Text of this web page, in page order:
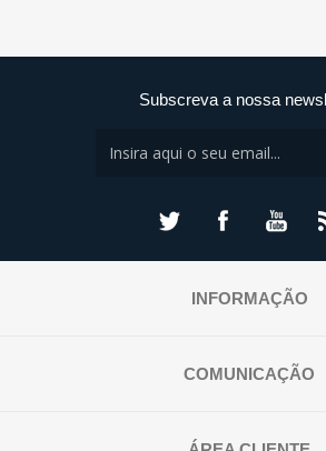
Subscreva a nossa
INFORMAÇÃO
COMUNICAÇÃO